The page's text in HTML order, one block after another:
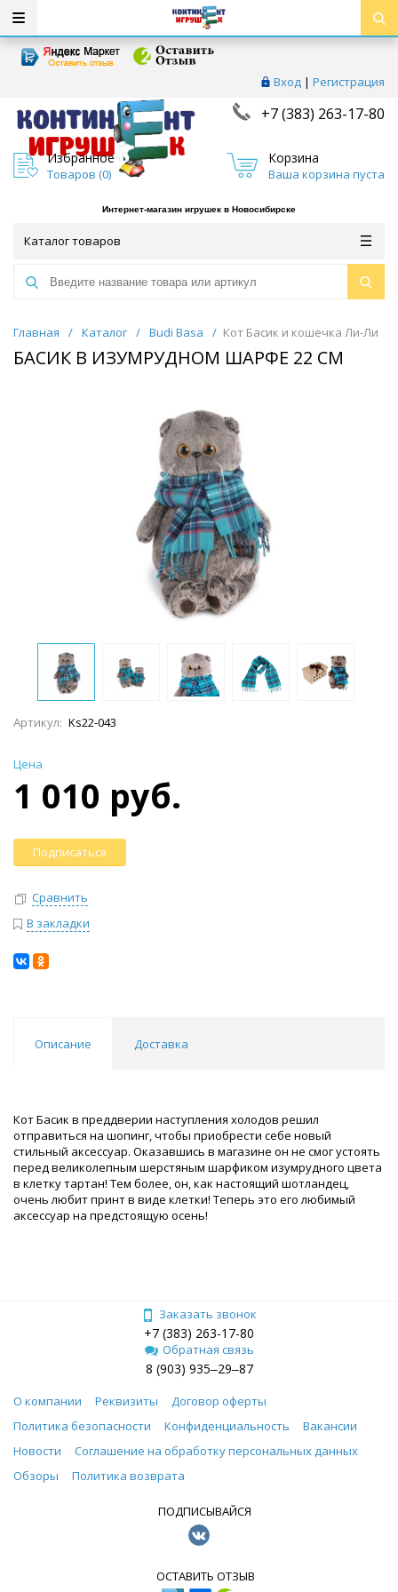
Вход | Регистрация
+7 (383) 263-17-80
Избранное
Товаров (0)
Корзина
Ваша корзина пуста
Интернет-магазин игрушек в Новосибирске
Каталог товаров
Главная / Каталог / Budi Basa / Кот Басик и кошечка Ли-Ли
БАСИК В ИЗУМРУДНОМ ШАРФЕ 22 СМ
Артикул: Ks22-043
Цена
1 010 руб.
Подписаться
Сравнить
В закладки
Описание Доставка
Кот Басик в преддверии наступления холодов решил
отправиться на шопинг, чтобы приобрести себе новый
стильный аксессуар. Оказавшись в магазине он не смог устоять
перед великолепным шерстяным шарфиком изумрудного цвета
в клетку тартан! Тем более, он, как настоящий шотландец,
очень любит принт в виде клетки! Теперь это его любимый
аксессуар на предстоящую осень!
Заказать звонок
+7 (383) 263-17-80
Обратная связь
8 (903) 935‒29‒87
О компании Реквизиты
Договор оферты
Политика безопасности
Конфиденциальность
Вакансии
Новости
Соглашение на обработку персональных данных
Обзоры
Политика возврата
ПОДПИСЫВАЙСЯ
ОСТАВИТЬ ОТЗЫВ